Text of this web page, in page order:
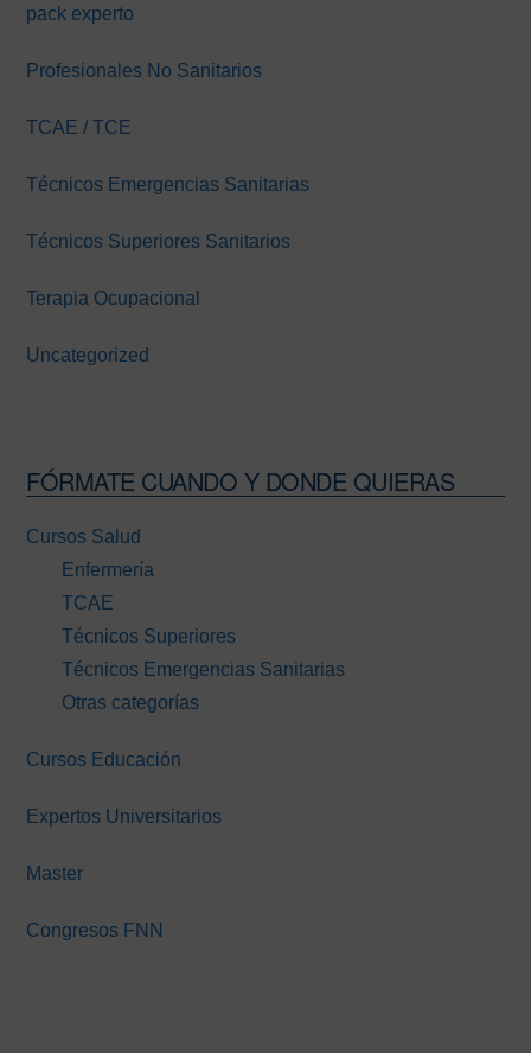
pack experto
Profesionales No Sanitarios
TCAE / TCE
Técnicos Emergencias Sanitarias
Técnicos Superiores Sanitarios
Terapia Ocupacional
Uncategorized
FÓRMATE CUANDO Y DONDE QUIERAS
Cursos Salud
Enfermería
TCAE
Técnicos Superiores
Técnicos Emergencias Sanitarias
Otras categorías
Cursos Educación
Expertos Universitarios
Master
Congresos FNN